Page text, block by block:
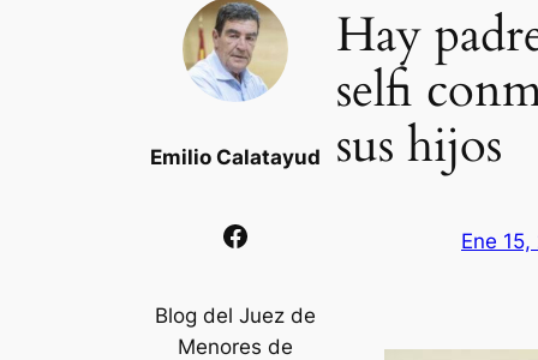
Emilio Calatayud
Facebook
Blog del Juez de
Menores de
Hay
selfi
sus hijos
Ene